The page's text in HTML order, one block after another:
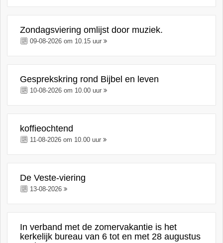
Zondagsviering omlijst door muziek.
09-08-2026 om 10.15 uur
Gesprekskring rond Bijbel en leven
10-08-2026 om 10.00 uur
koffieochtend
11-08-2026 om 10.00 uur
De Veste-viering
13-08-2026
In verband met de zomervakantie is het
kerkelijk bureau van 6 tot en met 28 augustus